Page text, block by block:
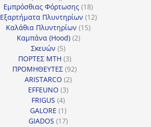
προϊόντα
Εμπρόσθιας Φόρτωσης 1818
προϊόντα
Εξαρτήματα Πλυντηρίων 1212
Καλάθια Πλυντηρίων 1515
Καμπάνα (Hood) 22
Σκευών 55
προϊόντα
ΠΟΡΤΕΣ MTH 33
προϊόντα
ΠΡΟΜΗΘΕΥΤΕΣ 9292
ARISTARCO 22
EFFEUNO 33
FRIGUS 44
προϊόντα
GALORE 11
προϊόν
GIADOS 1717